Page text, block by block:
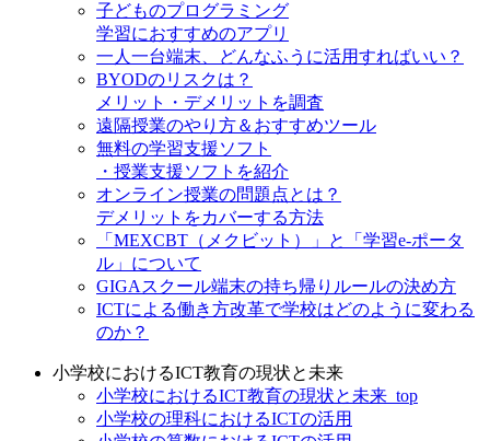
子どものプログラミング
学習におすすめのアプリ
一人一台端末、どんなふうに活用すればいい？
BYODのリスクは？
メリット・デメリットを調査
遠隔授業のやり方＆おすすめツール
無料の学習支援ソフト
・授業支援ソフトを紹介
オンライン授業の問題点とは？
デメリットをカバーする方法
「MEXCBT（メクビット）」と「学習e-ポータ
ル」について
GIGAスクール端末の持ち帰りルールの決め方
ICTによる働き方改革で学校はどのように変わる
のか？
小学校におけるICT教育の現状と未来
小学校におけるICT教育の現状と未来_top
小学校の理科におけるICTの活用